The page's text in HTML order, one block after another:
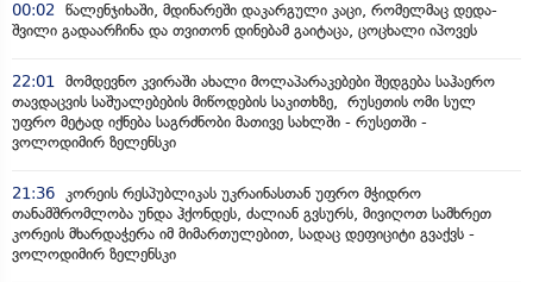
00:02 წალენჯიხაში, მდინარეში დაკარგული კაცი, რომელმაც დედა-
შვილი გადაარჩინა და თვითონ დინებამ გაიტაცა, ცოცხალი იპოვეს
22:01 მომდევნო კვირაში ახალი მოლაპარაკებები შედგება საჰაერო
თავდაცვის საშუალებების მიწოდების საკითხზე, რუსეთის ომი სულ
უფრო მეტად იქნება საგრძნობი მათივე სახლში - რუსეთში -
ვოლოდიმირ ზელენსკი
21:36 კორეის რესპუბლიკას უკრაინასთან უფრო მჭიდრო
თანამშრომლობა უნდა ჰქონდეს, ძალიან გვსურს, მივიღოთ სამხრეთ
კორეის მხარდაჭერა იმ მიმართულებით, სადაც დეფიციტი გვაქვს -
ვოლოდიმირ ზელენსკი